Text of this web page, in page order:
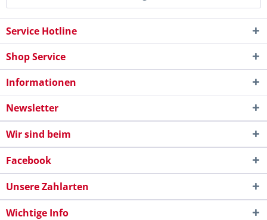
Service Hotline
Shop Service
Informationen
Newsletter
Wir sind beim
Facebook
Unsere Zahlarten
Wichtige Info